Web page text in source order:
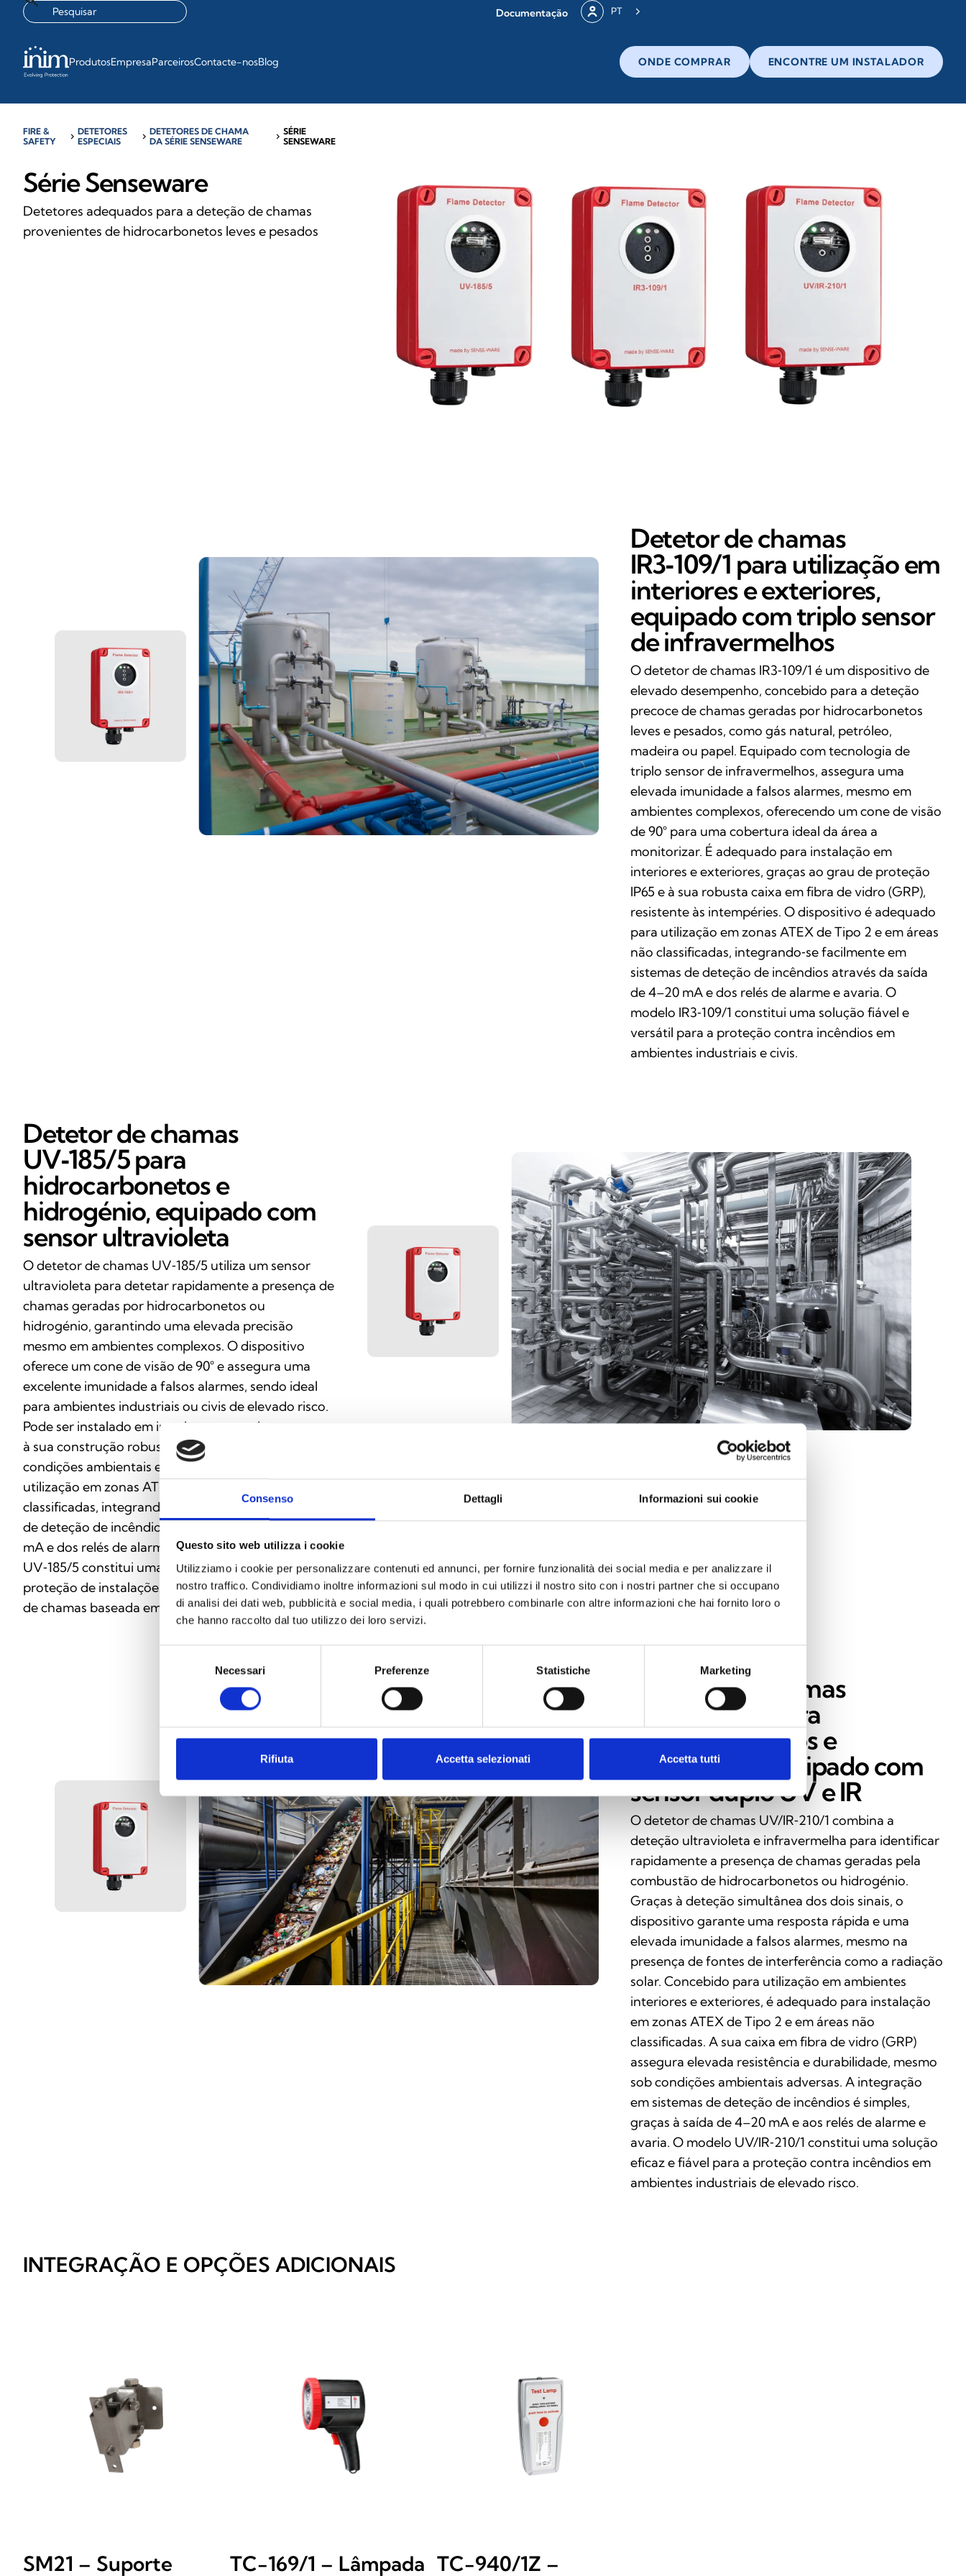
Consenso Dettagli Informazioni sui cookie
Questo sito web utilizza i cookie
Utilizziamo i cookie per personalizzare contenuti ed annunci, per fornire funzionalità dei social media e per analizzare il
nostro traffico. Condividiamo inoltre informazioni sul modo in cui utilizzi il nostro sito con i nostri partner che si occupano
di analisi dei dati web, pubblicità e social media, i quali potrebbero combinarle con altre informazioni che hai fornito loro o
che hanno raccolto dal tuo utilizzo dei loro servizi.
Necessari Preferenze Statistiche Marketing
Rifiuta Accetta selezionati Accetta tutti
Documentação PT
ProdutosEmpresaParceirosContacte-nosBlog ONDE COMPRAR ENCONTRE UM INSTALADOR
FIRE &
SAFETY
chevron_right DETETORES
ESPECIAIS
chevron_rightDETETORES DE CHAMA
DA SÉRIE SENSEWARE
chevron_rightSÉRIE
SENSEWARE
Série Senseware
Detetores adequados para a deteção de chamas
provenientes de hidrocarbonetos leves e pesados
Detetor de chamas
IR3‑109/1 para utilização em
interiores e exteriores,
equipado com triplo sensor
de infravermelhos
O detetor de chamas IR3‑109/1 é um dispositivo de
elevado desempenho, concebido para a deteção
precoce de chamas geradas por hidrocarbonetos
leves e pesados, como gás natural, petróleo,
madeira ou papel. Equipado com tecnologia de
triplo sensor de infravermelhos, assegura uma
elevada imunidade a falsos alarmes, mesmo em
ambientes complexos, oferecendo um cone de visão
de 90° para uma cobertura ideal da área a
monitorizar. É adequado para instalação em
interiores e exteriores, graças ao grau de proteção
IP65 e à sua robusta caixa em fibra de vidro (GRP),
resistente às intempéries. O dispositivo é adequado
para utilização em zonas ATEX de Tipo 2 e em áreas
não classificadas, integrando‑se facilmente em
sistemas de deteção de incêndios através da saída
de 4–20 mA e dos relés de alarme e avaria. O
modelo IR3‑109/1 constitui uma solução fiável e
versátil para a proteção contra incêndios em
ambientes industriais e civis.
Detetor de chamas
UV‑185/5 para
hidrocarbonetos e
hidrogénio, equipado com
sensor ultravioleta
O detetor de chamas UV‑185/5 utiliza um sensor
ultravioleta para detetar rapidamente a presença de
chamas geradas por hidrocarbonetos ou
hidrogénio, garantindo uma elevada precisão
mesmo em ambientes complexos. O dispositivo
oferece um cone de visão de 90° e assegura uma
excelente imunidade a falsos alarmes, sendo ideal
para ambientes industriais ou civis de elevado risco.
Pode ser instalado em interiores e exteriores, graças
à sua construção robusta e à eletrónica resistente a
condições ambientais exigentes. É adequado para
utilização em zonas ATEX de Tipo 2 e em áreas não
classificadas, integrando‑se facilmente em sistemas
de deteção de incêndios através da saída de 4–20
mA e dos relés de alarme e avaria. O modelo
UV‑185/5 constitui uma solução fiável para a
proteção de instalações onde é necessária a deteção
de chamas baseada em UV.
Detetor de chamas
UV/IR‑210/1 para
hidrocarbonetos e
hidrogénio, equipado com
sensor duplo UV e IR
O detetor de chamas UV/IR‑210/1 combina a
deteção ultravioleta e infravermelha para identificar
rapidamente a presença de chamas geradas pela
combustão de hidrocarbonetos ou hidrogénio.
Graças à deteção simultânea dos dois sinais, o
dispositivo garante uma resposta rápida e uma
elevada imunidade a falsos alarmes, mesmo na
presença de fontes de interferência como a radiação
solar. Concebido para utilização em ambientes
interiores e exteriores, é adequado para instalação
em zonas ATEX de Tipo 2 e em áreas não
classificadas. A sua caixa em fibra de vidro (GRP)
assegura elevada resistência e durabilidade, mesmo
sob condições ambientais adversas. A integração
em sistemas de deteção de incêndios é simples,
graças à saída de 4–20 mA e aos relés de alarme e
avaria. O modelo UV/IR‑210/1 constitui uma solução
eficaz e fiável para a proteção contra incêndios em
ambientes industriais de elevado risco.
INTEGRAÇÃO E OPÇÕES ADICIONAIS
SM21 – Suporte
TC-169/1 – Lâmpada TC-940/1Z –